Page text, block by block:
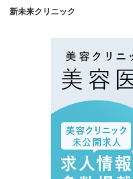
新未来クリニック